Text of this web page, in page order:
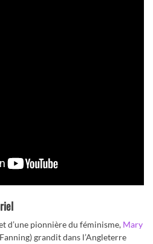
d’une pionnière du féminisme, Mary
grandit dans l’Angleterre